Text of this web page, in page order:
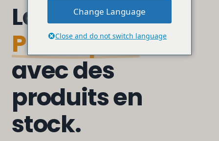
Lancement
Plus rapide
avec des
produits en
stock.
Change Language
Close and do not switch language